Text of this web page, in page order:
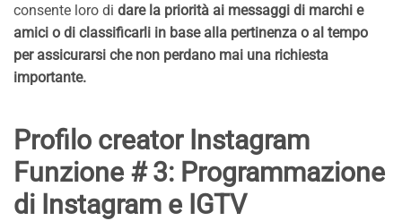
consente loro di dare la priorità ai messaggi di marchi e
amici o di classificarli in base alla pertinenza o al tempo
per assicurarsi che non perdano mai una richiesta
importante.
Profilo creator Instagram
Funzione # 3: Programmazione
di Instagram e IGTV